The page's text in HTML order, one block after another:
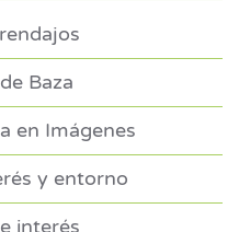
Baza
en Imágenes
y entorno
interés